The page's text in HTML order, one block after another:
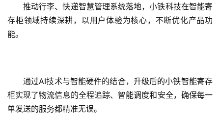
推动行李、快递智慧管理系统落地，小铁科技在智能寄
存柜领域持续深耕，以用户体验为核心，不断优化产品功
能。
通过AI技术与智能硬件的结合，升级后的小铁智能寄存
柜实现了物流信息的全程追踪、智能调度和安全，确保每一
单发送的服务都精准无误。